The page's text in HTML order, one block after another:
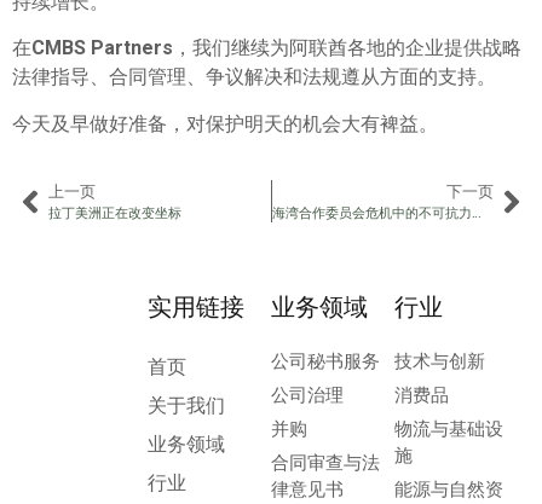
在CMBS Partners ，我们继续为阿联酋各地的企业提供战略
法律指导、合同管理、争议解决和法规遵从方面的支持。
今天及早做好准备，对保护明天的机会大有裨益。
上一页
拉丁美洲正在改变坐标
下一页
海湾合作委员会危机中的不可抗力：每个企业现在都需要知道的事情
实用链接
首页
关于我们
业务领域
行业
业务领域
公司秘书服务
公司治理
并购
合同审查与法
律意见书
行业
技术与创新
消费品
物流与基础设
施
能源与自然资